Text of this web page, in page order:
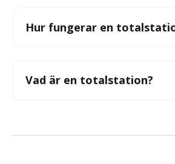
Hur fungerar en
Vad är en totalstation?